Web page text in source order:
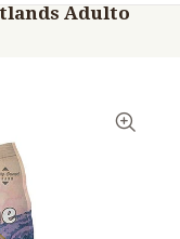
Adulto